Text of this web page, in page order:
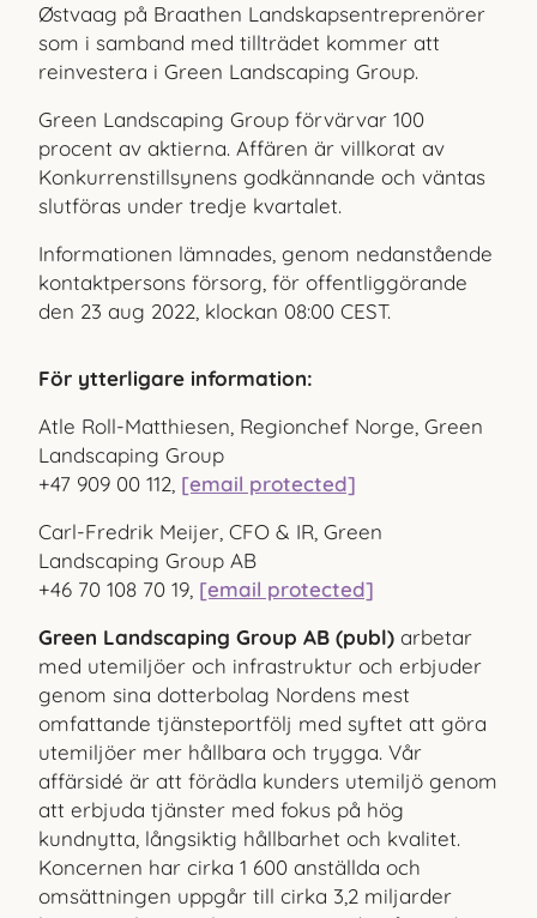
Østvaag på Braathen Landskapsentreprenörer
som i samband med tillträdet kommer att
reinvestera i Green Landscaping Group.
Green Landscaping Group förvärvar 100
procent av aktierna. Affären är villkorat av
Konkurrenstillsynens godkännande och väntas
slutföras under tredje kvartalet.
Informationen lämnades, genom nedanstående
kontaktpersons försorg, för offentliggörande
den 23 aug 2022, klockan 08:00 CEST.
För ytterligare information:
Atle Roll-Matthiesen, Regionchef Norge, Green
Landscaping Group
+47 909 00 112, [email protected]
Carl-Fredrik Meijer, CFO & IR, Green
Landscaping Group AB
+46 70 108 70 19, [email protected]
Green Landscaping Group AB (publ) arbetar
med utemiljöer och infrastruktur och erbjuder
genom sina dotterbolag Nordens mest
omfattande tjänsteportfölj med syftet att göra
utemiljöer mer hållbara och trygga. Vår
affärsidé är att förädla kunders utemiljö genom
att erbjuda tjänster med fokus på hög
kundnytta, långsiktig hållbarhet och kvalitet.
Koncernen har cirka 1 600 anställda och
omsättningen uppgår till cirka 3,2 miljarder